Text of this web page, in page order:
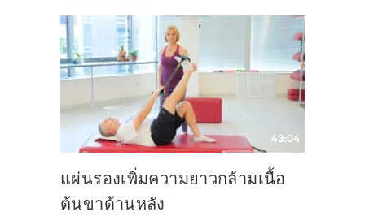
43:04
แผ่นรองเพิ่มความยาวกล้ามเนื้อ
ต้นขาด้านหลัง